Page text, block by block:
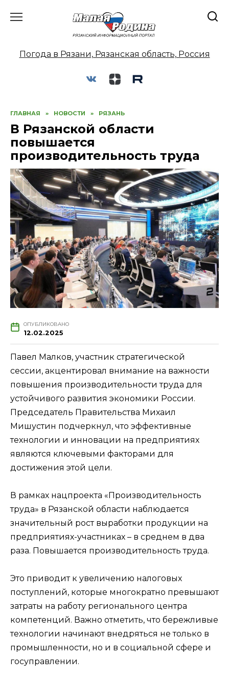
Погода в Рязани, Рязанская область, Россия
ГЛАВНАЯ » НОВОСТИ » РЯЗАНЬ
В Рязанской области
повышается
производительность труда
ОПУБЛИКОВАНО
12.02.2025
Павел Малков, участник стратегической
сессии, акцентировал внимание на важности
повышения производительности труда для
устойчивого развития экономики России.
Председатель Правительства Михаил
Мишустин подчеркнул, что эффективные
технологии и инновации на предприятиях
являются ключевыми факторами для
достижения этой цели.
В рамках нацпроекта «Производительность
труда» в Рязанской области наблюдается
значительный рост выработки продукции на
предприятиях-участниках – в среднем в два
раза. Повышается производительность труда.
Это приводит к увеличению налоговых
поступлений, которые многократно превышают
затраты на работу регионального центра
компетенций. Важно отметить, что бережливые
технологии начинают внедряться не только в
промышленности, но и в социальной сфере и
госуправлении.